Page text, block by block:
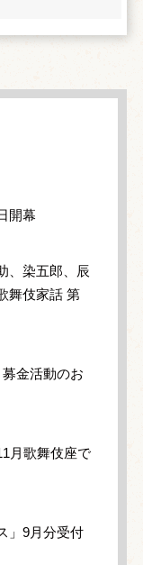
開幕
、染五郎、辰
舞伎家話 第
募金活動のお
月歌舞伎座で
」9月分受付